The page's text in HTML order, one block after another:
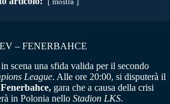
mostra
– FENERBAHCE
scena una sfida valida per il secondo
League. Alle ore 20:00, si disputerà il
Fenerbahce, gara che a causa della crisi
in Polonia nello Stadion LKS.